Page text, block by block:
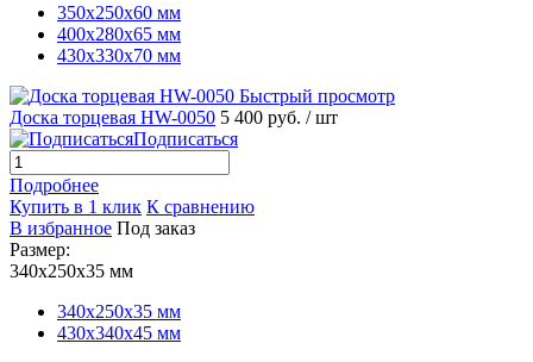
350х250х60 мм
400х280х65 мм
430х330х70 мм
Быстрый просмотр
Доска торцевая HW-0050 5 400 руб. / шт
Подписаться
Подробнее
Купить в 1 клик К сравнению
В избранное Под заказ
Размер:
340х250х35 мм
340х250х35 мм
430х340х45 мм